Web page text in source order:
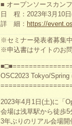
■ オープンソースカン
日 程：2023年3月10日
詳 細： https://
※セミナー発表者募集中
※申込書はサイトのお
OSC2023 Tokyo/
2023年4月1日(土)に「
会場は浅草駅から徒歩5
3年ぶりのリアル会場開